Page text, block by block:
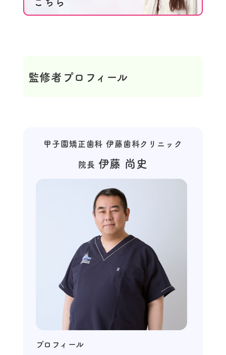
監修者プロフィール
甲子園矯正歯科 伊藤歯科クリニック
院長 伊藤 尚史
プロフィール